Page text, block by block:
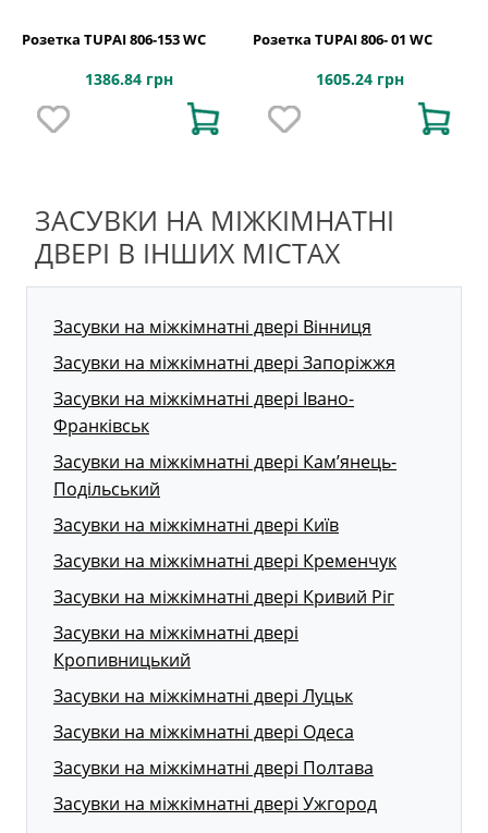
Розетка TUPAI 806-153 WC
1386.84 грн
Розетка TUPAI 806- 01 WC
1605.24 грн
ЗАСУВКИ НА МІЖКІМНАТНІ
ДВЕРІ В ІНШИХ МІСТАХ
Засувки на міжкімнатні двері Вінниця
Засувки на міжкімнатні двері Запоріжжя
Засувки на міжкімнатні двері Івано-
Франківськ
Засувки на міжкімнатні двері Кам’янець-
Подільський
Засувки на міжкімнатні двері Київ
Засувки на міжкімнатні двері Кременчук
Засувки на міжкімнатні двері Кривий Ріг
Засувки на міжкімнатні двері
Кропивницький
Засувки на міжкімнатні двері Луцьк
Засувки на міжкімнатні двері Одеса
Засувки на міжкімнатні двері Полтава
Засувки на міжкімнатні двері Ужгород